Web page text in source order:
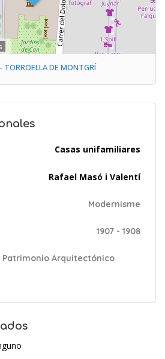
TORROELLA DE MONTGRÍ
Casas unifamiliares
Rafael Masó i Valentí
Modernisme
1907 - 1908
Patrimonio Arquitectónico